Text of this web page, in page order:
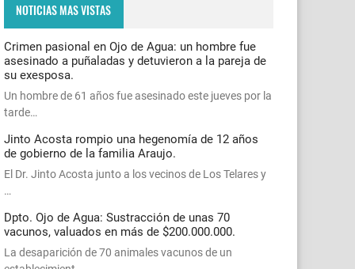
NOTICIAS MAS VISTAS
Crimen pasional en Ojo de Agua: un hombre fue
asesinado a puñaladas y detuvieron a la pareja de
su exesposa.
Un hombre de 61 años fue asesinado este jueves por la
tarde…
Jinto Acosta rompio una hegenomía de 12 años
de gobierno de la familia Araujo.
El Dr. Jinto Acosta junto a los vecinos de Los Telares y
…
Dpto. Ojo de Agua: Sustracción de unas 70
vacunos, valuados en más de $200.000.000.
La desaparición de 70 animales vacunos de un